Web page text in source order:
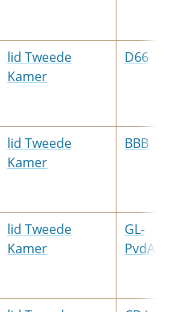
lid Tweede
Kamer
D66
lid Tweede
Kamer
BBB
lid Tweede
Kamer
GL-
PvdA